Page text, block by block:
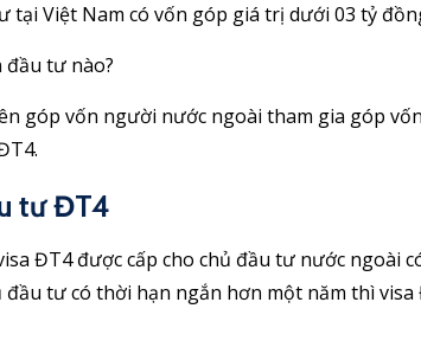
tại Việt Nam có vốn góp giá trị dưới 03 tỷ
góp vốn người nước ngoài tham gia góp
tư ĐT4
ĐT4 được cấp cho chủ đầu tư nước ngoài
tư có thời hạn ngắn hơn một năm thì